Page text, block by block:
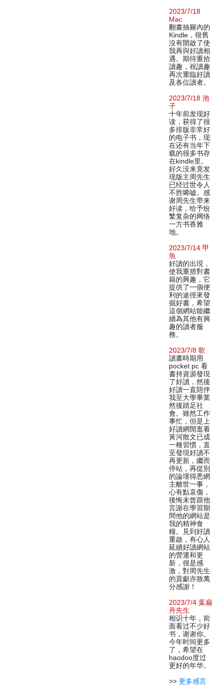
2023/7/18
Mac
翻書抽屜內的
Kindle，很舊
沒有開啟了使
我再與好讀相
遇。期待重拾
讀趣，祝讀趣
再次重臨好讀
及各位讀者。
2023/7/18 池
子
十年前发现好
读，获得了很
多排版非常好
的电子书，现
在还有当年下
载的很多书存
在kindle里。
好久没来竟发
现版主周先生
已经过世令人
不胜唏嘘。感
谢周先生带来
好读，给予纷
繁复杂的网络
一方书香雅
地。
2023/7/14 甲
魚
好讀的出現，
使我重措對書
籍的興趣，它
提供了一個便
利的途徑來發
掘好書，希望
這個網站能繼
續為其他有興
趣的讀者服
務。
2023/7/8 歌
讀書時期用
pocket pc 看
書持資源發現
了好讀，然後
好讀一直陪伴
我至大學畢業
然後踏足社
會。雖然工作
事忙，但是上
好讀網閒逛看
黃河散文已成
一種習慣，直
至發現好讀不
再更新，繼而
停站，再從別
的論壇得悉網
主離世一事，
心有點哀傷，
後悔未曾跟他
言謝在學習期
間他的網站是
我的精神食
糧。見到好讀
重啟，有心人
延續好讀網站
的營運和更
新，很是感
激，對周先生
的貢獻亦致萬
分感謝！
2023/7/4 葉扁
舟先生
相识十年，前
面看过不少好
书，谢谢你。
今年时间更多
了，希望在
haodoo度过
更好的年华。
>> 更多感言